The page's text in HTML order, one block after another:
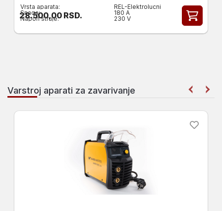
Vrsta aparata:
REL-Elektrolucni
Snaga:
200 A
Napon struje:
230 V
33.900,00 RSD.
Varstroj aparati za zavarivanje